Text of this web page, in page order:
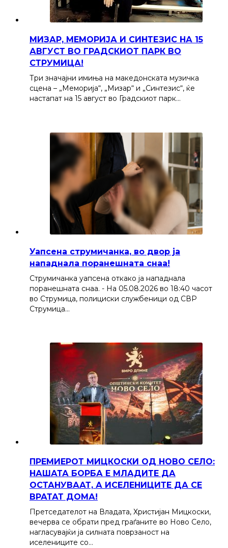
МИЗАР, МЕМОРИЈА И СИНТЕЗИС НА 15
АВГУСТ ВО ГРАДСКИОТ ПАРК ВО
СТРУМИЦА!
Три значајни имиња на македонската музичка
сцена – „Меморија“, „Мизар“ и „Синтезис“, ќе
настапат на 15 август во Градскиот парк…
Уапсена струмичанка, во двор ја
нападнала поранешната снаа!
Струмичанка уапсена откако ја нападнала
поранешната снаа. - На 05.08.2026 во 18:40 часот
во Струмица, полициски службеници од СВР
Струмица…
ПРЕМИЕРОТ МИЦКОСКИ ОД НОВО СЕЛО:
НАШАТА БОРБА Е МЛАДИТЕ ДА
ОСТАНУВААТ, А ИСЕЛЕНИЦИТЕ ДА СЕ
ВРАТАТ ДОМА!
Претседателот на Владата, Христијан Мицкоски,
вечерва се обрати пред граѓаните во Ново Село,
нагласувајќи ја силната поврзаност на
иселениците со…